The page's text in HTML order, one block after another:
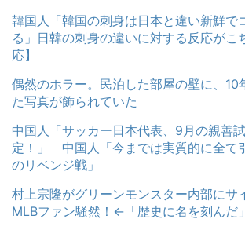
韓国人「韓国の刺身は日本と違い新鮮で
る」日韓の刺身の違いに対する反応がこ
応】
偶然のホラー。民泊した部屋の壁に、10
た写真が飾られていた
中国人「サッカー日本代表、9月の親善
定！」 中国人「今までは実質的に全て
のリベンジ戦」
村上宗隆がグリーンモンスター内部にサ
MLBファン騒然！←「歴史に名を刻んだ